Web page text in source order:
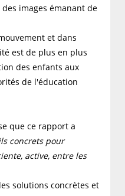
images émanant de
et dans
est de plus en plus
des enfants aux
de l'éducation
que ce rapport a
concrets pour
active, entre les
solutions concrètes et